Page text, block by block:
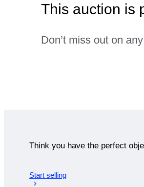
This auction is
Don’t miss out on
Think you have the perfect
Start selling